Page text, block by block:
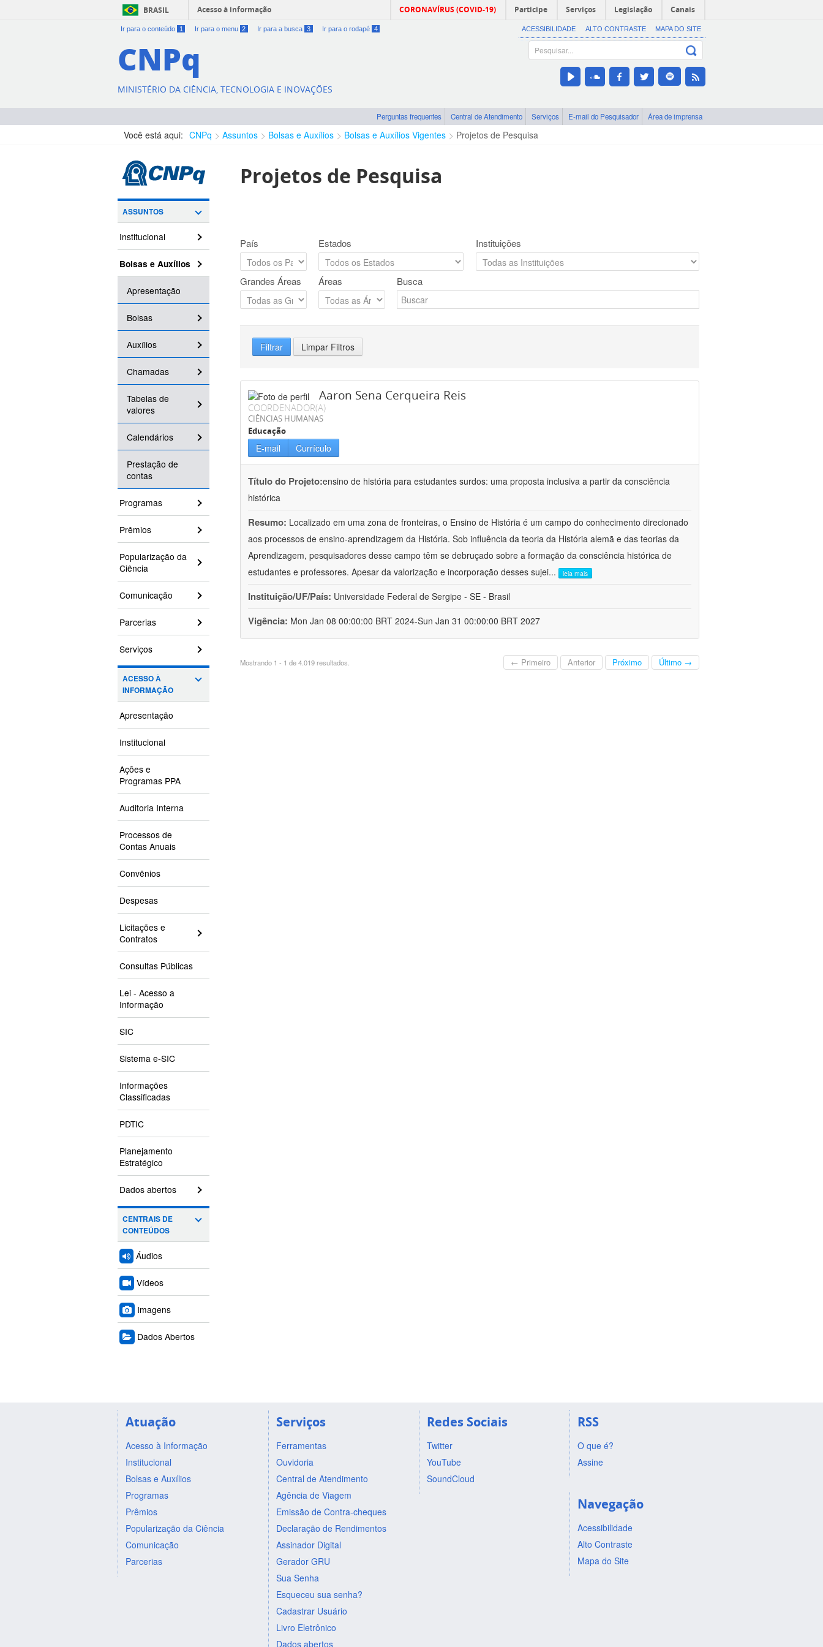
BRASIL Acesso à informação CORONAVÍRUS (COVID-19) Participe Serviços Legislação Canais
Ir para o conteúdo 1 Ir para o menu 2 Ir para a busca 3 Ir para o rodapé 4 ACESSIBILIDADE ALTO CONTRASTE MAPA DO SITE
CNPq
MINISTÉRIO DA CIÊNCIA, TECNOLOGIA E INOVAÇÕES
Perguntas frequentes Central de Atendimento Serviços E-mail do Pesquisador Área de imprensa
Você está aqui: CNPq Assuntos Bolsas e Auxílios Bolsas e Auxílios Vigentes Projetos de Pesquisa
ASSUNTOS
Institucional
Bolsas e Auxílios
Apresentação
Bolsas
Auxílios
Chamadas
Tabelas de
valores
Calendários
Prestação de
contas
Programas
Prêmios
Popularização da
Ciência
Comunicação
Parcerias
Serviços
ACESSO À
INFORMAÇÃO
Apresentação
Institucional
Ações e
Programas PPA
Auditoria Interna
Processos de
Contas Anuais
Convênios
Despesas
Licitações e
Contratos
Consultas Públicas
Lei - Acesso a
Informação
SIC
Sistema e-SIC
Informações
Classificadas
PDTIC
Planejamento
Estratégico
Dados abertos
CENTRAIS DE
CONTEÚDOS
Áudios
Vídeos
Imagens
Dados Abertos
Projetos de Pesquisa
País Estados Instituições
Grandes Áreas Áreas Busca
Filtrar Limpar Filtros
Aaron Sena Cerqueira Reis
COORDENADOR(A)
CIÊNCIAS HUMANAS
Educação
E-mail Currículo
Título do Projeto:ensino de história para estudantes surdos: uma proposta inclusiva a partir da consciência
histórica
Resumo: Localizado em uma zona de fronteiras, o Ensino de História é um campo do conhecimento direcionado
aos processos de ensino-aprendizagem da História. Sob influência da teoria da História alemã e das teorias da
Aprendizagem, pesquisadores desse campo têm se debruçado sobre a formação da consciência histórica de
estudantes e professores. Apesar da valorização e incorporação desses sujei... leia mais
Instituição/UF/País: Universidade Federal de Sergipe - SE - Brasil
Vigência: Mon Jan 08 00:00:00 BRT 2024-Sun Jan 31 00:00:00 BRT 2027
Mostrando 1 - 1 de 4.019 resultados. ← Primeiro Anterior Próximo Último →
Atuação
Acesso à Informação
Institucional
Bolsas e Auxílios
Programas
Prêmios
Popularização da Ciência
Comunicação
Parcerias
Serviços
Ferramentas
Ouvidoria
Central de Atendimento
Agência de Viagem
Emissão de Contra-cheques
Declaração de Rendimentos
Assinador Digital
Gerador GRU
Sua Senha
Esqueceu sua senha?
Cadastrar Usuário
Livro Eletrônico
Dados abertos
Redes Sociais
Twitter
YouTube
SoundCloud
RSS
O que é?
Assine
Navegação
Acessibilidade
Alto Contraste
Mapa do Site